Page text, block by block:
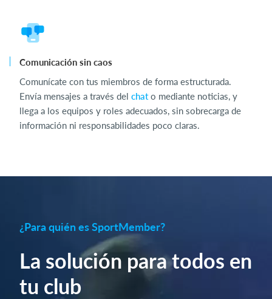
Comunicación sin caos
Comunícate con tus miembros de forma estructurada.
Envía mensajes a través del chato mediante noticias, y
llega a los equipos y roles adecuados, sin sobrecarga de
información ni responsabilidades poco claras.
¿Para quién es SportMember?
La solución para todos en
tu club